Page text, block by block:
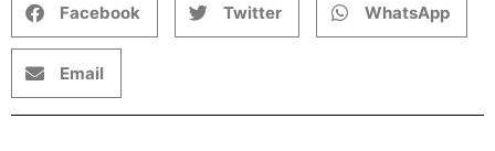
Facebook Twitter WhatsApp
Email